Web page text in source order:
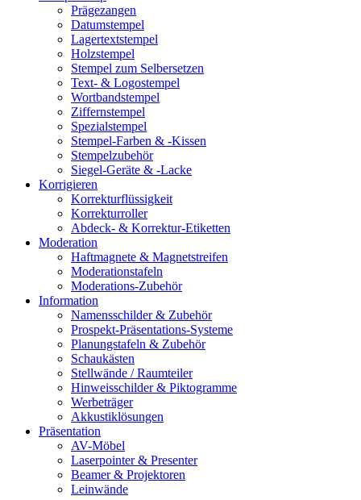
Prägezangen
Datumstempel
Lagertextstempel
Holzstempel
Stempel zum Selbersetzen
Text- & Logostempel
Wortbandstempel
Ziffernstempel
Spezialstempel
Stempel-Farben & -Kissen
Stempelzubehör
Siegel-Geräte & -Lacke
Korrigieren
Korrekturflüssigkeit
Korrekturroller
Abdeck- & Korrektur-Etiketten
Moderation
Haftmagnete & Magnetstreifen
Moderationstafeln
Moderations-Zubehör
Information
Namensschilder & Zubehör
Prospekt-Präsentations-Systeme
Planungstafeln & Zubehör
Schaukästen
Stellwände / Raumteiler
Hinweisschilder & Piktogramme
Werbeträger
Akkustiklösungen
Präsentation
AV-Möbel
Laserpointer & Presenter
Beamer & Projektoren
Leinwände